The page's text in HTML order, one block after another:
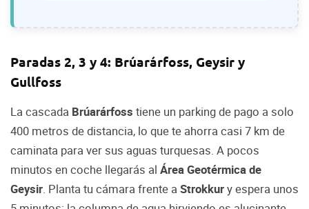
Paradas 2, 3 y 4: Brúarárfoss, Geysir y
Gullfoss
La cascada Brúarárfoss tiene un parking de pago a solo
400 metros de distancia, lo que te ahorra casi 7 km de
caminata para ver sus aguas turquesas. A pocos
minutos en coche llegarás al Área Geotérmica de
Geysir. Planta tu cámara frente a Strokkury espera unos